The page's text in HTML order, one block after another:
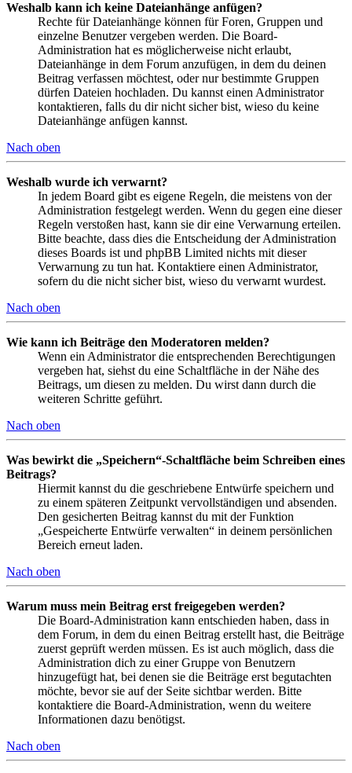
Weshalb kann ich keine Dateianhänge anfügen?
Rechte für Dateianhänge können für Foren, Gruppen und
einzelne Benutzer vergeben werden. Die Board-
Administration hat es möglicherweise nicht erlaubt,
Dateianhänge in dem Forum anzufügen, in dem du deinen
Beitrag verfassen möchtest, oder nur bestimmte Gruppen
dürfen Dateien hochladen. Du kannst einen Administrator
kontaktieren, falls du dir nicht sicher bist, wieso du keine
Dateianhänge anfügen kannst.
Nach oben
Weshalb wurde ich verwarnt?
In jedem Board gibt es eigene Regeln, die meistens von der
Administration festgelegt werden. Wenn du gegen eine dieser
Regeln verstoßen hast, kann sie dir eine Verwarnung erteilen.
Bitte beachte, dass dies die Entscheidung der Administration
dieses Boards ist und phpBB Limited nichts mit dieser
Verwarnung zu tun hat. Kontaktiere einen Administrator,
sofern du die nicht sicher bist, wieso du verwarnt wurdest.
Nach oben
Wie kann ich Beiträge den Moderatoren melden?
Wenn ein Administrator die entsprechenden Berechtigungen
vergeben hat, siehst du eine Schaltfläche in der Nähe des
Beitrags, um diesen zu melden. Du wirst dann durch die
weiteren Schritte geführt.
Nach oben
Was bewirkt die „Speichern“-Schaltfläche beim Schreiben eines
Beitrags?
Hiermit kannst du die geschriebene Entwürfe speichern und
zu einem späteren Zeitpunkt vervollständigen und absenden.
Den gesicherten Beitrag kannst du mit der Funktion
„Gespeicherte Entwürfe verwalten“ in deinem persönlichen
Bereich erneut laden.
Nach oben
Warum muss mein Beitrag erst freigegeben werden?
Die Board-Administration kann entschieden haben, dass in
dem Forum, in dem du einen Beitrag erstellt hast, die Beiträge
zuerst geprüft werden müssen. Es ist auch möglich, dass die
Administration dich zu einer Gruppe von Benutzern
hinzugefügt hat, bei denen sie die Beiträge erst begutachten
möchte, bevor sie auf der Seite sichtbar werden. Bitte
kontaktiere die Board-Administration, wenn du weitere
Informationen dazu benötigst.
Nach oben